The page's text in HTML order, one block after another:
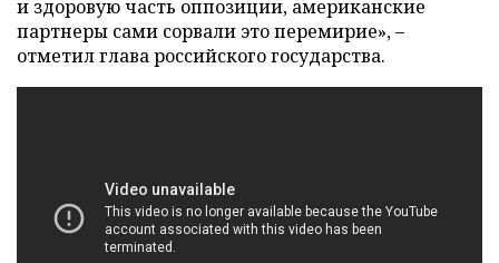
и здоровую часть оппозиции, американские
партнеры сами сорвали это перемирие», –
отметил глава российского государства.